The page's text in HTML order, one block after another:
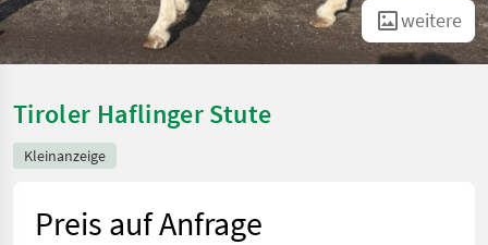
weitere
Tiroler Haflinger Stute
Kleinanzeige
Preis auf Anfrage